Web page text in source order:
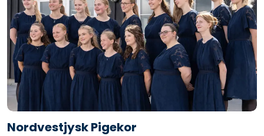
Nordvestjysk Pigekor